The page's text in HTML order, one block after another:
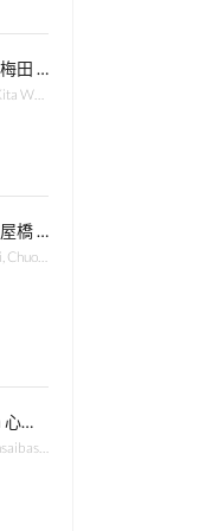
プランズタワー大阪梅田 (高層塔樓) 3LDK
1-chōme-1-1 Nakazaki, Kita Ward, Osaka, 530-0016日本
クラッシィタワー淀屋橋 (高層塔樓) 3LDK 本町駅 4分鐘
3-chōme-3-2 Awajimachi, Chuo Ward, Osaka, 541-0047日本
Branz Tower Wellith 心齋橋 NORTH (心齋橋塔樓)
1-chōme-2-1 Higashishinsaibashi, Chuo Ward, Osaka, 542-0083日本